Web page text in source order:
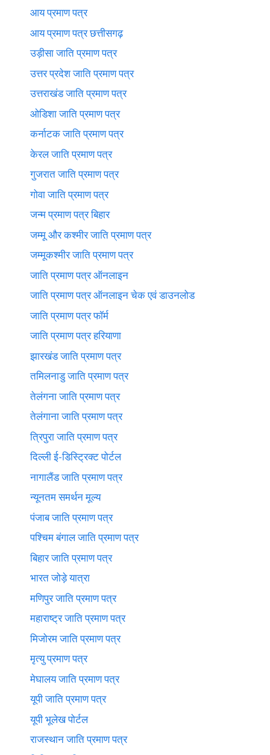
आय प्रमाण पत्र
आय प्रमाण पत्र छत्तीसगढ़
उड़ीसा जाति प्रमाण पत्र
उत्तर प्रदेश जाति प्रमाण पत्र
उत्तराखंड जाति प्रमाण पत्र
ओडिशा जाति प्रमाण पत्र
कर्नाटक जाति प्रमाण पत्र
केरल जाति प्रमाण पत्र
गुजरात जाति प्रमाण पत्र
गोवा जाति प्रमाण पत्र
जन्म प्रमाण पत्र बिहार
जम्मू और कश्मीर जाति प्रमाण पत्र
जम्मूकश्मीर जाति प्रमाण पत्र
जाति प्रमाण पत्र ऑनलाइन
जाति प्रमाण पत्र ऑनलाइन चेक एवं डाउनलोड
जाति प्रमाण पत्र फॉर्म
जाति प्रमाण पत्र हरियाणा
झारखंड जाति प्रमाण पत्र
तमिलनाडु जाति प्रमाण पत्र
तेलंगना जाति प्रमाण पत्र
तेलंगाना जाति प्रमाण पत्र
त्रिपुरा जाति प्रमाण पत्र
दिल्ली ई-डिस्ट्रिक्ट पोर्टल
नागालैंड जाति प्रमाण पत्र
न्यूनतम समर्थन मूल्य
पंजाब जाति प्रमाण पत्र
पश्चिम बंगाल जाति प्रमाण पत्र
बिहार जाति प्रमाण पत्र
भारत जोड़े यात्रा
मणिपुर जाति प्रमाण पत्र
महाराष्ट्र जाति प्रमाण पत्र
मिजोरम जाति प्रमाण पत्र
मृत्यु प्रमाण पत्र
मेघालय जाति प्रमाण पत्र
यूपी जाति प्रमाण पत्र
यूपी भूलेख पोर्टल
राजस्थान जाति प्रमाण पत्र